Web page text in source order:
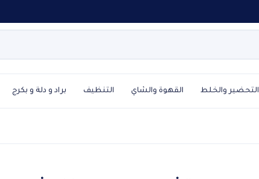
التحضير والخلط القهوة والشاي التنظيف براد و دلة و بكرج